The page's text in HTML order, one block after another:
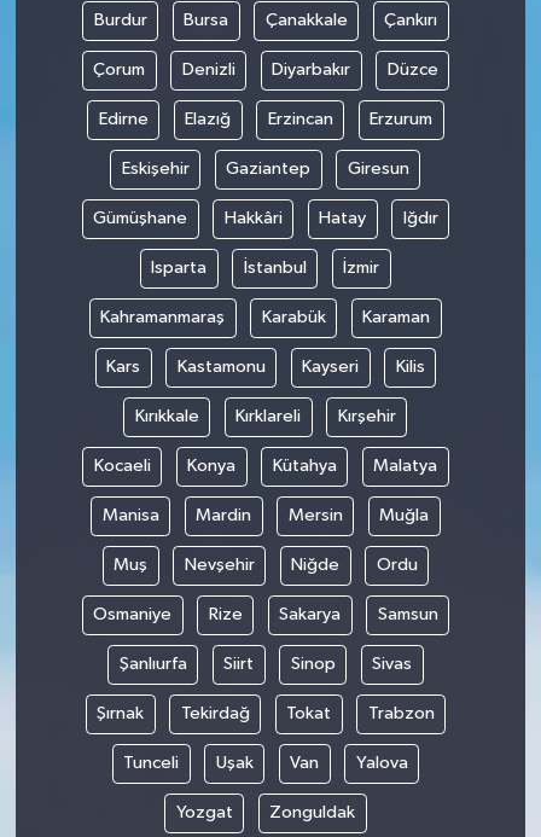
Burdur Bursa Çanakkale Çankırı
Çorum Denizli Diyarbakır Düzce
Edirne Elazığ Erzincan Erzurum
Eskişehir Gaziantep Giresun
Gümüşhane Hakkâri Hatay Iğdır
Isparta İstanbul İzmir
Kahramanmaraş Karabük Karaman
Kars Kastamonu Kayseri Kilis
Kırıkkale Kırklareli Kırşehir
Kocaeli Konya Kütahya Malatya
Manisa Mardin Mersin Muğla
Muş Nevşehir Niğde Ordu
Osmaniye Rize Sakarya Samsun
Şanlıurfa Siirt Sinop Sivas
Şırnak Tekirdağ Tokat Trabzon
Tunceli Uşak Van Yalova
Yozgat Zonguldak